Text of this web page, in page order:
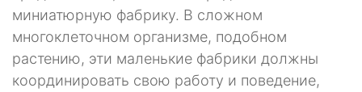
миниатюрную фабрику. В сложном
многоклеточном организме, подобном
растению, эти маленькие фабрики должны
координировать свою работу и поведение,